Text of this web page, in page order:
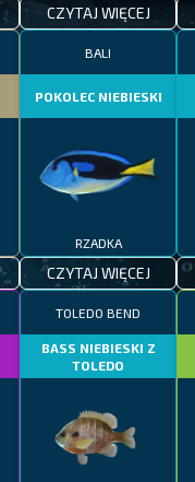
CZYTAJ WIĘCEJ
BALI
POKOLEC NIEBIESKI
RZADKA
CZYTAJ WIĘCEJ
TOLEDO BEND
BASS NIEBIESKI Z
TOLEDO